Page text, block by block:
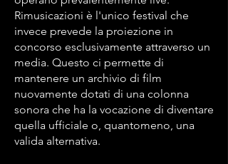
Rimusicazioni è l'unico festival che
invece prevede la proiezione in
concorso esclusivamente attraverso un
media. Questo ci permette di
mantenere un archivio di film
nuovamente dotati di una colonna
sonora che ha la vocazione di diventare
quella ufficiale o, quantomeno, una
valida alternativa.